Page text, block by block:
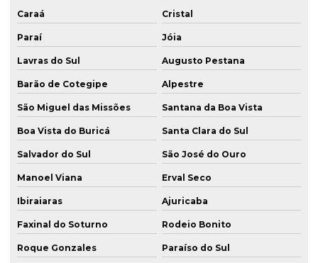
Caraá Cristal
Paraí Jóia
Lavras do Sul Augusto Pestana
Barão de Cotegipe Alpestre
São Miguel das Missões Santana da Boa Vista
Boa Vista do Buricá Santa Clara do Sul
Salvador do Sul São José do Ouro
Manoel Viana Erval Seco
Ibiraiaras Ajuricaba
Faxinal do Soturno Rodeio Bonito
Roque Gonzales Paraíso do Sul